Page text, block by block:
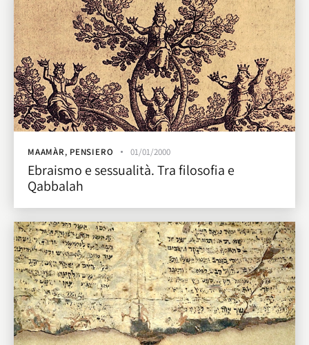
MAAMÀR, PENSIERO 01/01/2000
Ebraismo e sessualità. Tra filosofia e
Qabbalah